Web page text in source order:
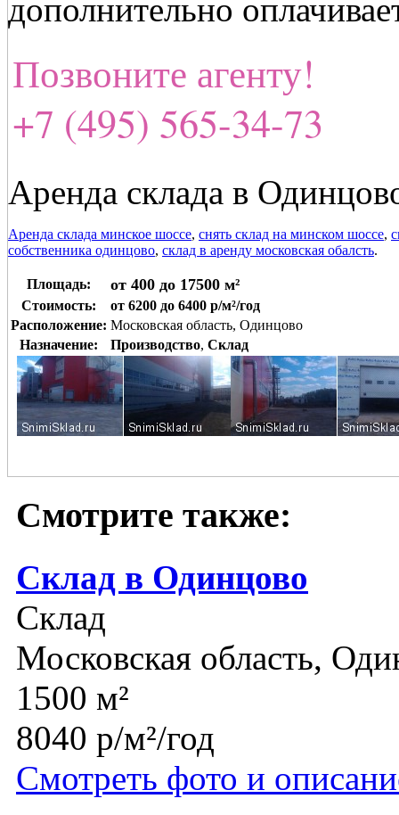
дополнительно
Позвоните агенту!
+7 (495) 565-34-73
Аренда склада в
Аренда склада минское шоссе, снять склад на минском шоссе,
собственника одинцово, склад в аренду московская обалсть.
Площадь: от 400 до 17500 м²
Стоимость:
от 6200 до 6400 р/м²/год
Расположение: Московская область, Одинцово
Назначение:
Производство, Склад
Смотрите также:
Склад в Одинцово
Склад
Московская область,
1500 м²
8040 р/м²/год
Смотреть фото и